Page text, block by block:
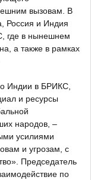
вызовам. В
Россия и Индия
где в нынешнем
а также в рамках
Индии в БРИКС,
и ресурсы
народов, –
усилиями
и угрозам, с
Председатель
по